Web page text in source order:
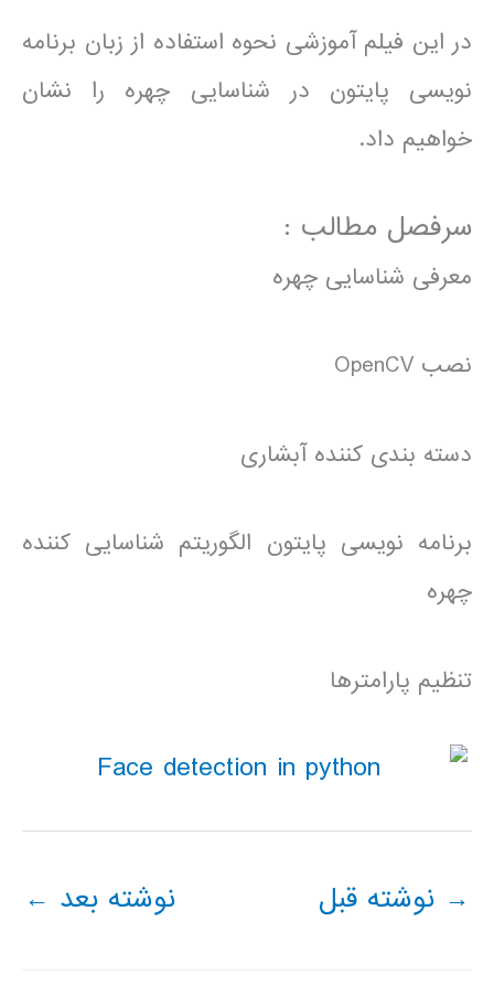
در این فیلم آموزشی نحوه استفاده از زبان برنامه
نویسی پایتون در شناسایی چهره را نشان
خواهیم داد.
سرفصل مطالب :
معرفی شناسایی چهره
نصب OpenCV
دسته بندی کننده آبشاری
برنامه نویسی پایتون الگوریتم شناسایی کننده
چهره
تنظیم پارامترها
→ نوشته قبل نوشته بعد ←